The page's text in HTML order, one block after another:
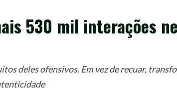
530 mil interações
deles ofensivos. Em vez de recuar,